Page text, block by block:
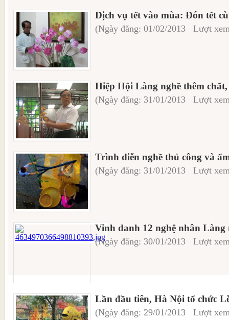
Dịch vụ tết vào mùa: Đón tết
(Ngày đăng: 01/02/2013 Lượt
Hiệp Hội Làng nghề thêm
(Ngày đăng: 31/01/2013 Lượt
Trình diễn nghề thủ công và
(Ngày đăng: 31/01/2013 Lượt
Vinh danh 12 nghệ nhân Làng
(Ngày đăng: 30/01/2013 Lượt
Lần đầu tiên, Hà Nội tổ chức
(Ngày đăng: 29/01/2013 Lượt